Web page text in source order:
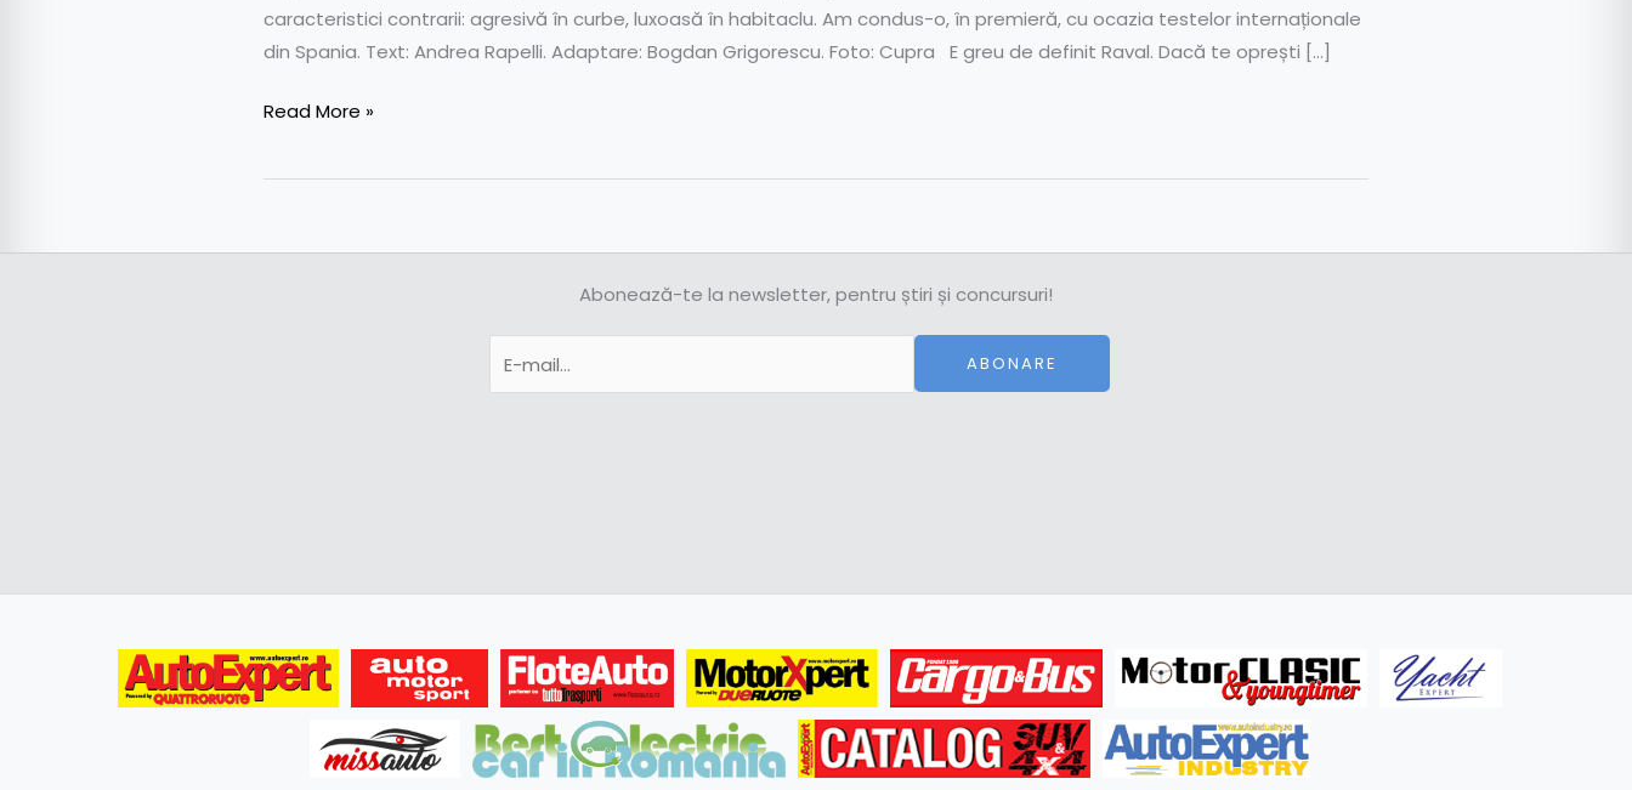
caracteristici contrarii: agresivă în curbe, luxoasă în habitaclu. Am condus-o, în premieră, cu ocazia testelor internaționale
din Spania. Text: Andrea Rapelli. Adaptare: Bogdan Grigorescu. Foto: Cupra E greu de definit Raval. Dacă te oprești […]
Read More »
Abonează-te la newsletter, pentru știri și concursuri!
ABONARE